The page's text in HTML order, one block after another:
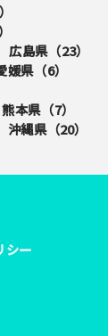
）
広島県（23）
媛県（6）
熊本県（7）
沖縄県（20）
シー